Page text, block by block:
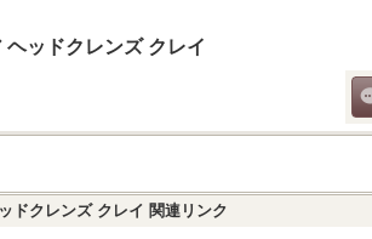
ッドクレンズ クレイ
ドクレンズ クレイ 関連リンク